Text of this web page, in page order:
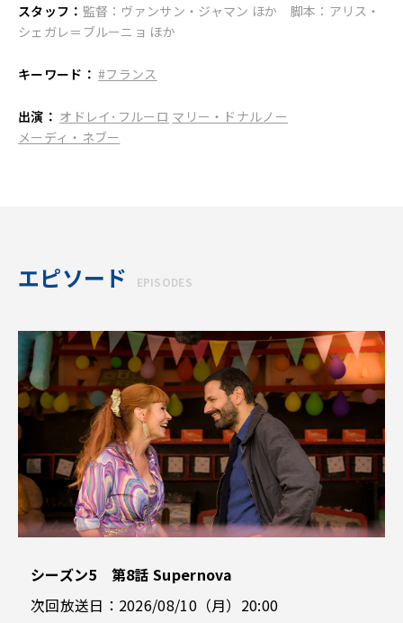
スタッフ： 監督：ヴァンサン・ジャマン ほか 脚本：アリス・
シェガレ＝ブルーニョ ほか
キーワード： #フランス
出演： オドレイ･フルーロ マリー・ドナルノー
メーディ・ネブー
エピソード EPISODES
シーズン5 第8話 Supernova
次回放送日：2026/08/10（月）20:00